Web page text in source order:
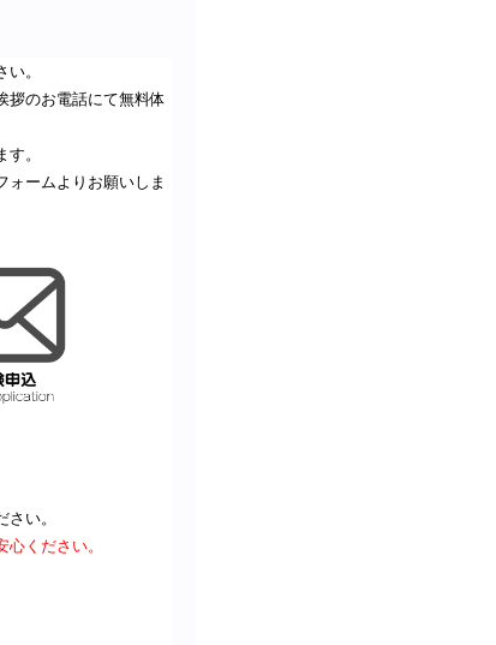
。
拶のお電話にて無料体
。
ームよりお願いしま
い。
ください。